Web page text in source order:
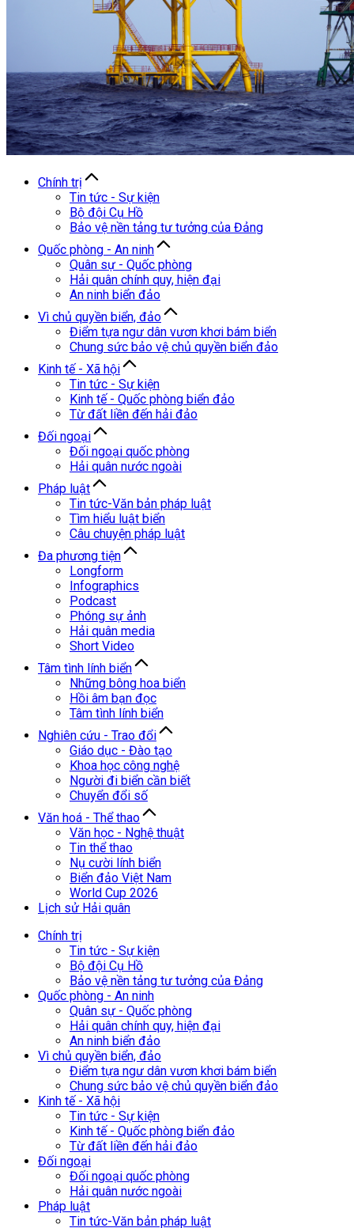
Chính trị
Tin tức - Sự kiện
Bộ đội Cụ Hồ
Bảo vệ nền tảng tư tưởng của Đảng
Quốc phòng - An ninh
Quân sự - Quốc phòng
Hải quân chính quy, hiện đại
An ninh biển đảo
Vì chủ quyền biển, đảo
Điểm tựa ngư dân vươn khơi bám biển
Chung sức bảo vệ chủ quyền biển đảo
Kinh tế - Xã hội
Tin tức - Sự kiện
Kinh tế - Quốc phòng biển đảo
Từ đất liền đến hải đảo
Đối ngoại
Đối ngoại quốc phòng
Hải quân nước ngoài
Pháp luật
Tin tức-Văn bản pháp luật
Tìm hiểu luật biển
Câu chuyện pháp luật
Đa phương tiện
Longform
Infographics
Podcast
Phóng sự ảnh
Hải quân media
Short Video
Tâm tình lính biển
Những bông hoa biển
Hồi âm bạn đọc
Tâm tình lính biển
Nghiên cứu - Trao đổi
Giáo dục - Đào tạo
Khoa học công nghệ
Người đi biển cần biết
Chuyển đổi số
Văn hoá - Thể thao
Văn học - Nghệ thuật
Tin thể thao
Nụ cười lính biển
Biển đảo Việt Nam
World Cup 2026
Lịch sử Hải quân
Chính trị
Tin tức - Sự kiện
Bộ đội Cụ Hồ
Bảo vệ nền tảng tư tưởng của Đảng
Quốc phòng - An ninh
Quân sự - Quốc phòng
Hải quân chính quy, hiện đại
An ninh biển đảo
Vì chủ quyền biển, đảo
Điểm tựa ngư dân vươn khơi bám biển
Chung sức bảo vệ chủ quyền biển đảo
Kinh tế - Xã hội
Tin tức - Sự kiện
Kinh tế - Quốc phòng biển đảo
Từ đất liền đến hải đảo
Đối ngoại
Đối ngoại quốc phòng
Hải quân nước ngoài
Pháp luật
Tin tức-Văn bản pháp luật